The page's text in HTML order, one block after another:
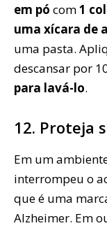
em pó com1
uma xícara de
uma pasta.
descansar por
para lavá-lo.
12. Proteja
Em um
interrompeu o
que é uma
Alzheimer. Em